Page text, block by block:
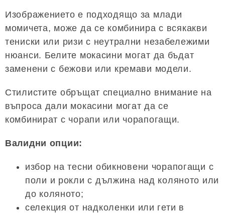
Изображението е подходящо за млади
момичета, може да се комбинира с всякакви
тениски или ризи с неутрални незабележими
нюанси. Белите мокасини могат да бъдат
заменени с бежови или кремави модели.
Стилистите обръщат специално внимание на
въпроса дали мокасини могат да се
комбинират с чорапи или чорапогащи.
Валидни опции:
избор на тесни обикновени чорапогащи с
поли и рокли с дължина над коляното или
до коляното;
селекция от надколенки или гети в